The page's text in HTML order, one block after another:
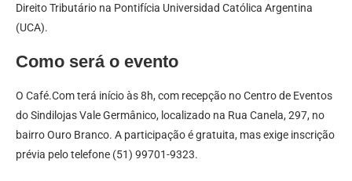
Direito Tributário na Pontifícia Universidad Católica Argentina
(UCA).
Como será o evento
O Café.Com terá início às 8h, com recepção no Centro de Eventos
do Sindilojas Vale Germânico, localizado na Rua Canela, 297, no
bairro Ouro Branco. A participação é gratuita, mas exige inscrição
prévia pelo telefone (51) 99701-9323.